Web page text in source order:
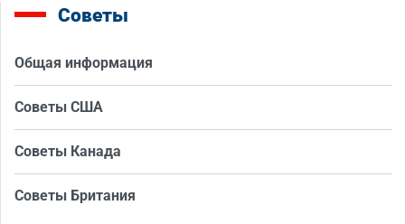
Советы
Общая информация
Советы США
Советы Канада
Советы Британия